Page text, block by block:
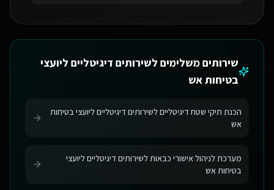
שירותים משלימים לשירותים דיגיטליים ליועצי
בטיחות אש
הכנת תיקי שטח דיגיטליים לשירותים דיגיטליים ליועצי בטיחות
אש
מערכת לניהול אישורי כבאות לשירותים דיגיטליים ליועצי
בטיחות אש